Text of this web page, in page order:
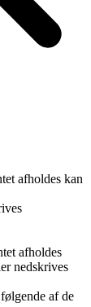
afholdes kan
afholdes
nedskrives
af de